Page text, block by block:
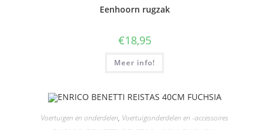
Eenhoorn rugzak
€18,95
Meer info!
Voertuigen en onderdelen, Voertuigonderdelen en -accessoires